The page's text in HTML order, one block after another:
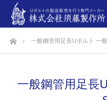
ホーム一般鋼管用足長Uボルト 一
一般鋼管用足長